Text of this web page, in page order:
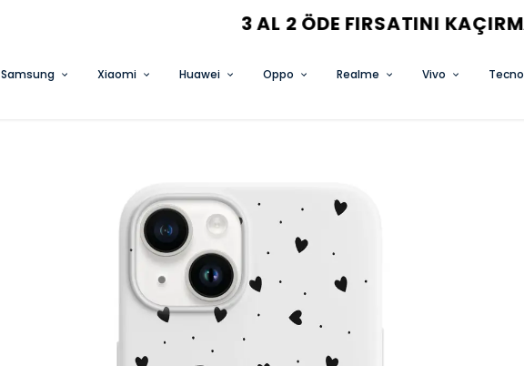
3 AL 2 ÖDE FIRSATINI KAÇIRMA
Samsung Xiaomi Huawei Oppo Realme Vivo Tecno